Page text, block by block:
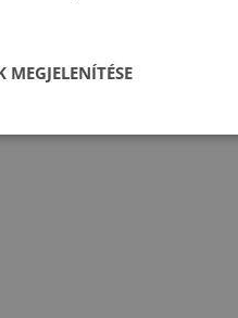
MEGJELENÍTÉSE